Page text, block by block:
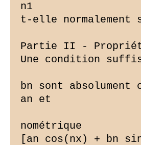
n1
t-elle normalement
Partie II -
Une condition
bn sont
an et
nométrique
[an cos(nx) + bn